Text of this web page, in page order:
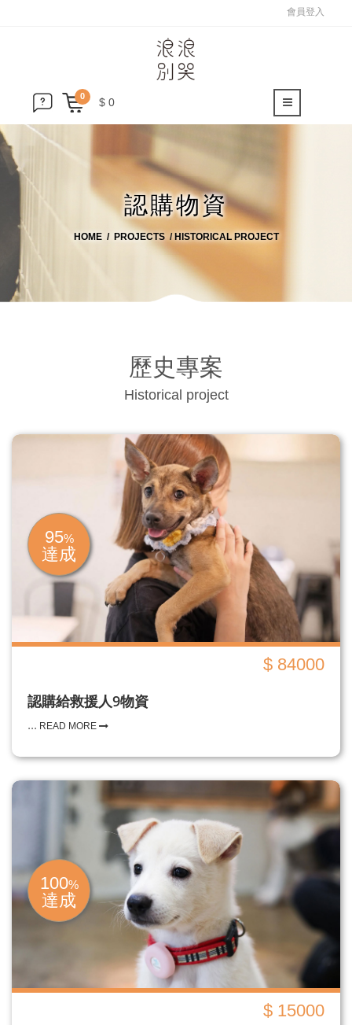
會員登入
0 $ 0
認購物資
HOME PROJECTS HISTORICAL PROJECT
歷史專案
Historical project
95%
達成
$ 84000
認購給救援人9物資
... READ MORE
100%
達成
$ 15000